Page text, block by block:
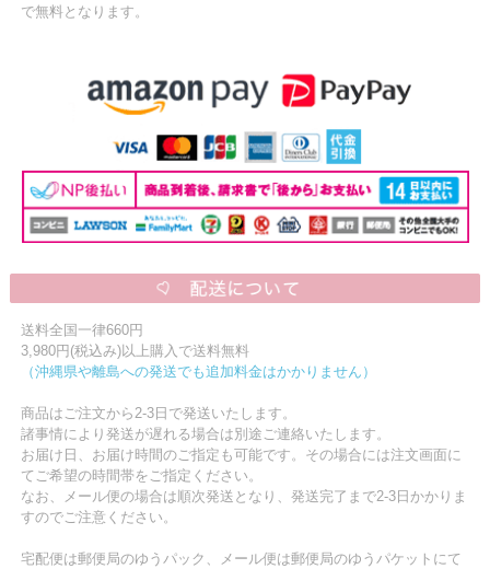
で無料となります。
送料全国一律660円
3,980円(税込み)以上購入で送料無料
（沖縄県や離島への発送でも追加料金はかかりません）
商品はご注文から2-3日で発送いたします。
諸事情により発送が遅れる場合は別途ご連絡いたします。
お届け日、お届け時間のご指定も可能です。その場合には注文画面に
てご希望の時間帯をご指定ください。
なお、メール便の場合は順次発送となり、発送完了まで2-3日かかりま
すのでご注意ください。
宅配便は郵便局のゆうパック、メール便は郵便局のゆうパケットにて